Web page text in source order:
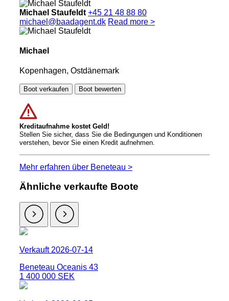
Michael Staufeldt +45 21 48 88 80
michael@baadagent.dk Read more >
Michael
Kopenhagen, Ostdänemark
Boot verkaufen Boot bewerten
Kreditaufnahme kostet Geld!
Stellen Sie sicher, dass Sie die Bedingungen und Konditionen
verstehen, bevor Sie einen Kredit aufnehmen.
Mehr erfahren über Beneteau >
Ähnliche verkaufte Boote
Verkauft 2026-07-14
Beneteau Oceanis 43
1 400 000 SEK